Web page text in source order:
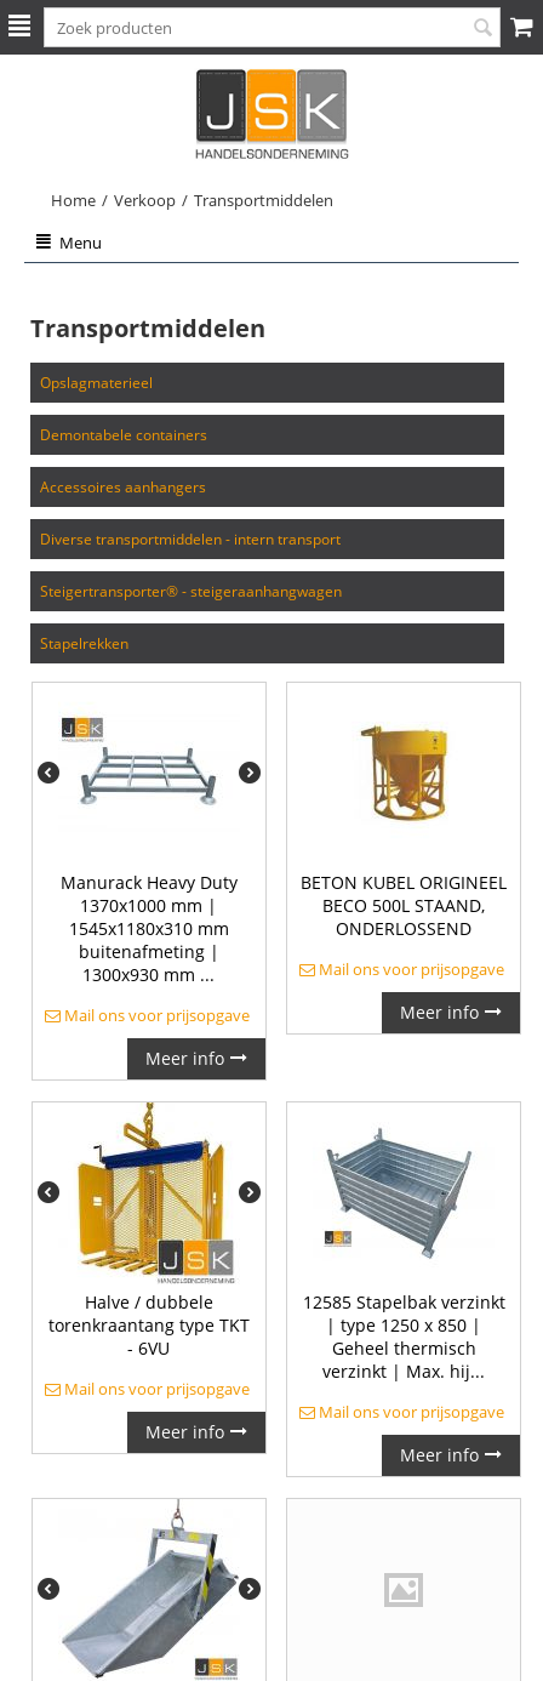
Home / Verkoop / Transportmiddelen
Menu
Transportmiddelen
opslagmaterieel
demontabele containers
accessoires aanhangers
diverse transportmiddelen - intern transport
steigertransporter® - steigeraanhangwagen
stapelrekken
Manurack Heavy Duty
1370x1000 mm |
1545x1180x310 mm
buitenafmeting |
1300x930 mm ...
Mail ons voor prijsopgave
Meer info
BETON KUBEL ORIGINEEL
BECO 500L STAAND,
ONDERLOSSEND
Mail ons voor prijsopgave
Meer info
Halve / dubbele
torenkraantang type TKT
- 6VU
Mail ons voor prijsopgave
Meer info
12585 Stapelbak verzinkt
| type 1250 x 850 |
Geheel thermisch
verzinkt | Max. hij...
Mail ons voor prijsopgave
Meer info